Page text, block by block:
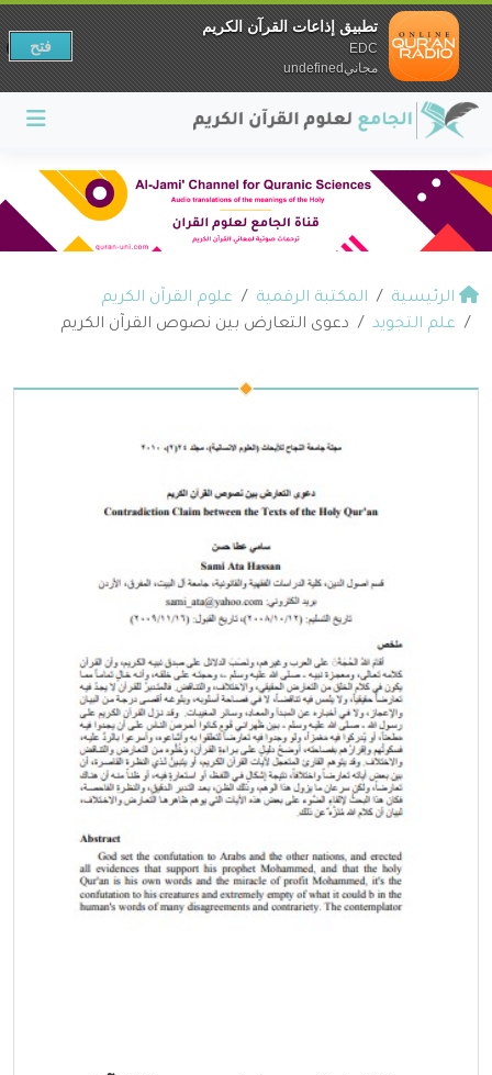
الرئيسية المكتبة الرقمية
علوم القرآن الكريم
علم التجويد
دعوى التعارض بين نصوص القرآن الكريم
تطبيق إذاعات القرآن الكريم
EDC
مجانيundefined
فتح